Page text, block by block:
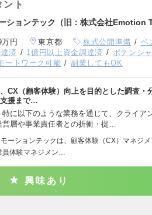
ト
ションテック（旧：株式会社Emotion
円 東京都 株式公開準備 ベ
済
1億円以上資金調達済 ポテンシ
ートワーク可能 副業してもOK
CX（顧客体験）向上を目的とした調査・
支援まで…
に以下のような業務を通じて、クライア
営層や事業責任者との折衝・提…
ーションテックは、顧客体験（CX）マネジ
員体験マネジメン…
興味あり